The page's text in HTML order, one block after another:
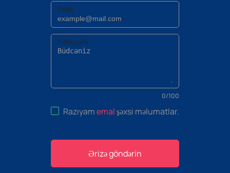
Email
Tətbiq şərhi
0/100
Razıyamemalşəxsi məlumatlar.
Ərizə göndərin